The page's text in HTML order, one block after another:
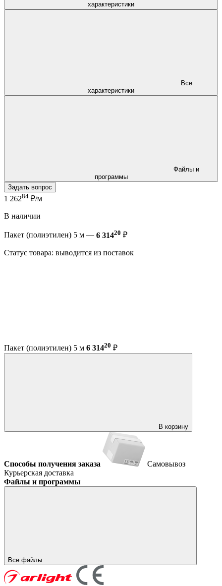
характеристики
характеристики
программы
Задать вопрос
1 26284 ₽/м
В наличии
Пакет (полиэтилен) 5 м — 6 31420 ₽
Статус товара: выводится из поставок
Пакет (полиэтилен) 5 м 6 31420 ₽
В корзину
Способы получения заказа
Самовывоз
Курьерская доставка
Файлы и программы
Все файлы